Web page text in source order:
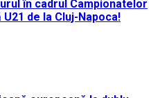
în cadrul Campionatelor
de la Cluj-Napoca!